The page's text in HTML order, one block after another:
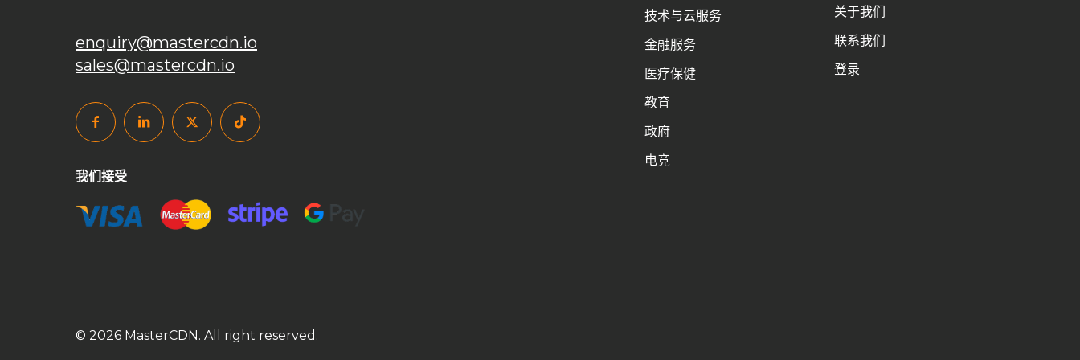
enquiry@mastercdn.io
sales@mastercdn.io
我们接受
技术与云服务
金融服务
医疗保健
教育
政府
电竞
关于我们
联系我们
登录
© 2026 MasterCDN. All right reserved.